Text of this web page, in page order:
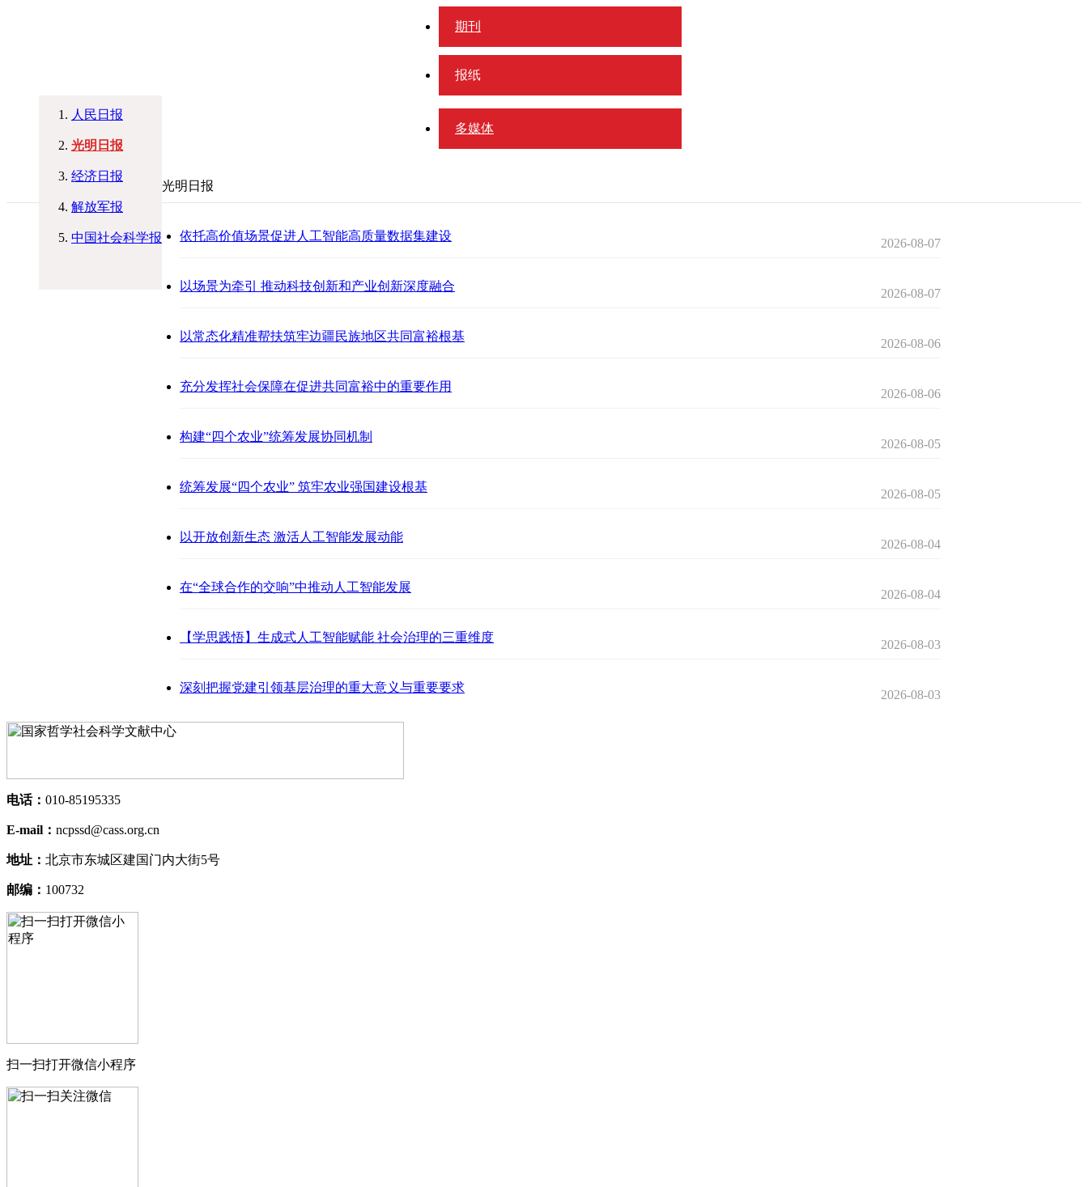
期刊
报纸
人民日报
光明日报
经济日报
解放军报
中国社会科学报
多媒体
光明日报
依托高价值场景促进人工智能高质量数据集建设
2026-08-07
以场景为牵引 推动科技创新和产业创新深度融合
2026-08-07
以常态化精准帮扶筑牢边疆民族地区共同富裕根基
2026-08-06
充分发挥社会保障在促进共同富裕中的重要作用
2026-08-06
构建“四个农业”统筹发展协同机制
2026-08-05
统筹发展“四个农业” 筑牢农业强国建设根基
2026-08-05
以开放创新生态 激活人工智能发展动能
2026-08-04
在“全球合作的交响”中推动人工智能发展
2026-08-04
【学思践悟】生成式人工智能赋能 社会治理的三重维度
2026-08-03
深刻把握党建引领基层治理的重大意义与重要要求
2026-08-03
电话： 010-85195335
E-mail： ncpssd@cass.org.cn
地址： 北京市东城区建国门内大街5号
邮编： 100732
扫一扫打开微信小程序